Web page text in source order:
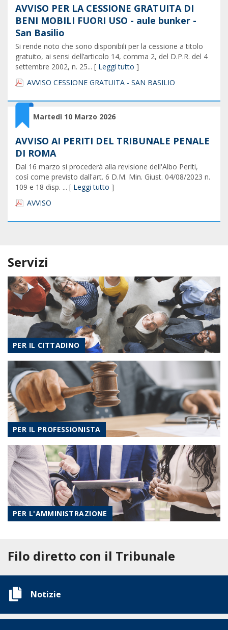
AVVISO PER LA CESSIONE GRATUITA DI
BENI MOBILI FUORI USO - aule bunker -
San Basilio
Si rende noto che sono disponibili per la cessione a titolo
gratuito, ai sensi dell’articolo 14, comma 2, del D.P.R. del 4
settembre 2002, n. 25... [ Leggi tutto ]
AVVISO CESSIONE GRATUITA - SAN BASILIO
Martedì 10 Marzo 2026
AVVISO AI PERITI DEL TRIBUNALE PENALE
DI ROMA
Dal 16 marzo si procederà alla revisione dell'Albo Periti,
così come previsto dall'art. 6 D.M. Min. Giust. 04/08/2023 n.
109 e 18 disp. ... [ Leggi tutto ]
AVVISO
Servizi
PER IL CITTADINO
PER IL PROFESSIONISTA
PER L'AMMINISTRAZIONE
Filo diretto con il Tribunale
Notizie